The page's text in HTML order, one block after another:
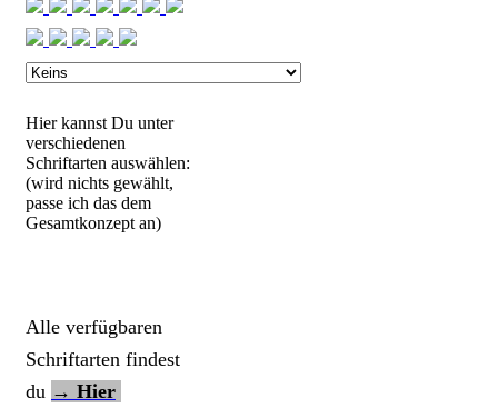
Hier kannst Du unter
verschiedenen
Schriftarten auswählen:
(wird nichts gewählt,
passe ich das dem
Gesamtkonzept an)
Alle verfügbaren
Schriftarten findest
du → Hier